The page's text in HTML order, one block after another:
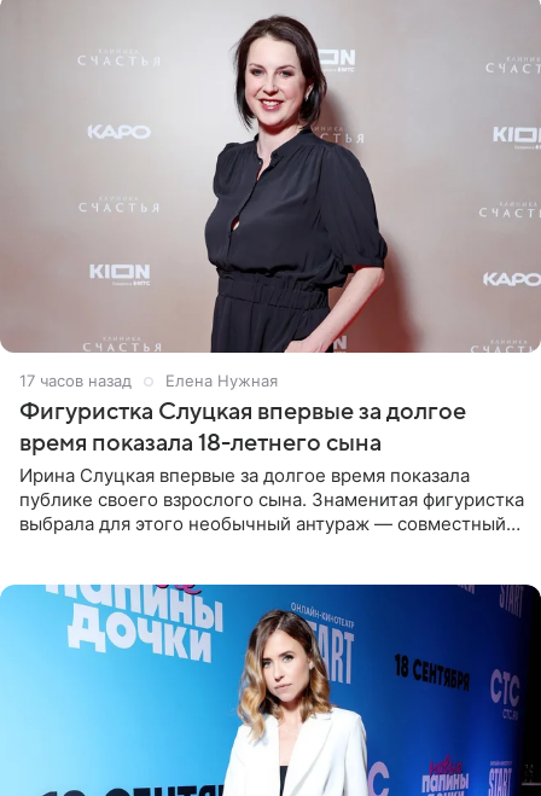
17 часов назад Елена Нужная
Фигуристка Слуцкая впервые за долгое
время показала 18-летнего сына
Ирина Слуцкая впервые за долгое время показала
публике своего взрослого сына. Знаменитая фигуристка
выбрала для этого необычный антураж — совместный